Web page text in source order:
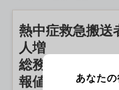
熱中症救急搬送
人増
総務省消防庁が
報値公表
あなた